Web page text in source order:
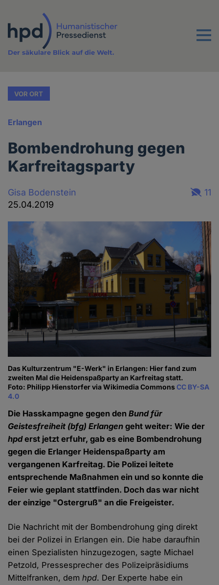
Inhalt
Menu
Der säkulare Blick auf die Welt.
VOR ORT
Erlangen
Bombendrohung gegen
Karfreitagsparty
Gisa Bodenstein
25.04.2019
11
Das Kulturzentrum "E-Werk" in Erlangen: Hier fand zum
zweiten Mal die Heidenspaßparty an Karfreitag statt.
Foto: Philipp Hienstorfer via Wikimedia CommonsCC BY-SA
4.0
Die Hasskampagne gegen denBund für
Geistesfreiheit (bfg) Erlangen geht weiter: Wie der
hpderst jetzt erfuhr, gab es eine Bombendrohung
gegen die Erlanger Heidenspaßparty am
vergangenen Karfreitag. Die Polizei leitete
entsprechende Maßnahmen ein und so konnte die
Feier wie geplant stattfinden. Doch das war nicht
der einzige "Ostergruß" an die Freigeister.
Die Nachricht mit der Bombendrohung ging direkt
bei der Polizei in Erlangen ein. Die habe daraufhin
einen Spezialisten hinzugezogen, sagte Michael
Petzold, Pressesprecher des Polizeipräsidiums
Mittelfranken, demhpd. Der Experte habe ein